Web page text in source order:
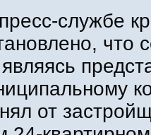
службе
что
от